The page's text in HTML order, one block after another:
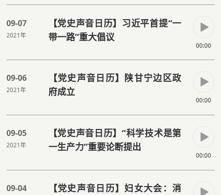
09-07
2021年
【党史声音日历】习近平首提“一
带一路”重大倡议
00:00
09-06
2021年
【党史声音日历】陕甘宁边区政
府成立
00:00
09-05
2021年
【党史声音日历】“科学技术是第
一生产力”重要论断提出
00:00
09-04
【党史声音日历】妇女大会：消